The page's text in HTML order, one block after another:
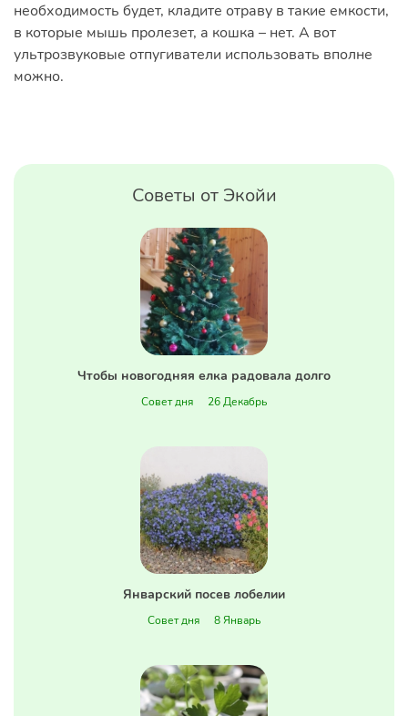
необходимость будет, кладите отраву в такие емкости,
в которые мышь пролезет, а кошка – нет. А вот
ультрозвуковые отпугиватели использовать вполне
можно.
Советы от Экойи
Чтобы новогодняя елка радовала долго
Совет дня 26 Декабрь
Январский посев лобелии
Совет дня 8 Январь